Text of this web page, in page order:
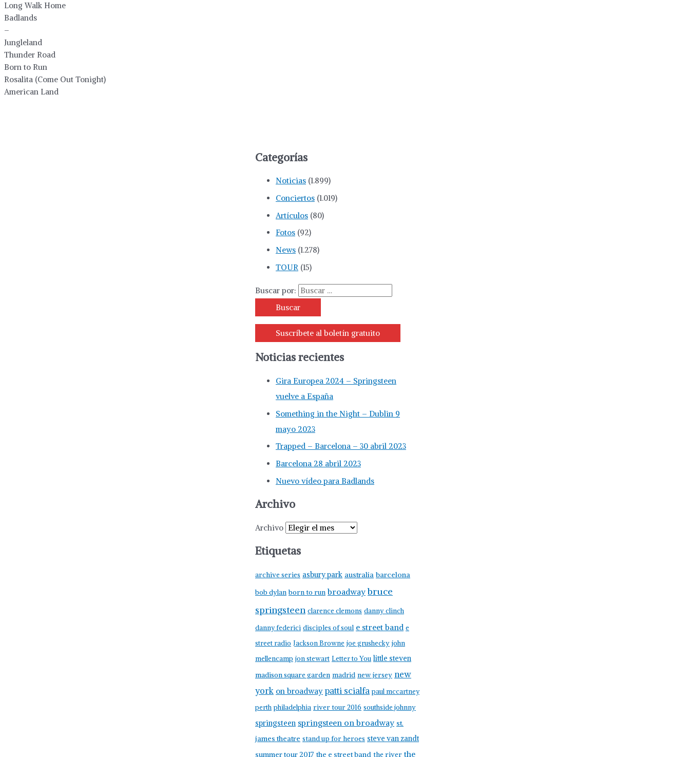
Long Walk Home
Badlands
–
Jungleland
Thunder Road
Born to Run
Rosalita (Come Out Tonight)
American Land
Categorías
Noticias (1.899)
Conciertos (1.019)
Artículos (80)
Fotos (92)
News (1.278)
TOUR (15)
Buscar por:
Suscríbete al boletín gratuito
Noticias recientes
Gira Europea 2024 – Springsteen
vuelve a España
Something in the Night – Dublin 9
mayo 2023
Trapped – Barcelona – 30 abril 2023
Barcelona 28 abril 2023
Nuevo vídeo para Badlands
Archivo
Archivo
Etiquetas
archive series asbury park australia barcelona
bob dylan born to run broadway bruce
springsteen clarence clemons danny clinch
danny federici disciples of soul e street band e
street radio Jackson Browne joe grushecky john
mellencamp jon stewart Letter to You little steven
madison square garden madrid new jersey new
york on broadway patti scialfa paul mccartney
perth philadelphia river tour 2016 southside johnny
springsteen springsteen on broadway st.
james theatre stand up for heroes steve van zandt
summer tour 2017 the e street band the river the